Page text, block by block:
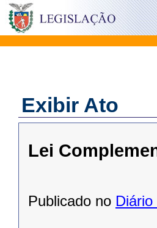
Exibir Ato
Lei
Publicado no